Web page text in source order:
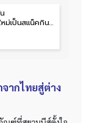
ม่เป็นสแน็คกิน
ากไทยสู่ต่าง